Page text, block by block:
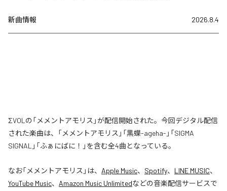
新曲情報 2026.8.4
ΣVOLの「メメントアモリス」が配信開始された。今回デジタル配信
された楽曲は、「メメントアモリス」「黒蝶-ageha-」「SIGMA
SIGNAL」「ふぁにばに！」を含む全4曲となっている。
なお「メメントアモリス 」は、 Apple Music、 Spotify、 LINE MUSIC、
YouTube Music、 Amazon Music Unlimitedなどの音楽配信サービスで